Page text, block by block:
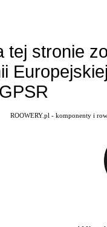
tej stronie
ROOWERY.pl - komponenty i